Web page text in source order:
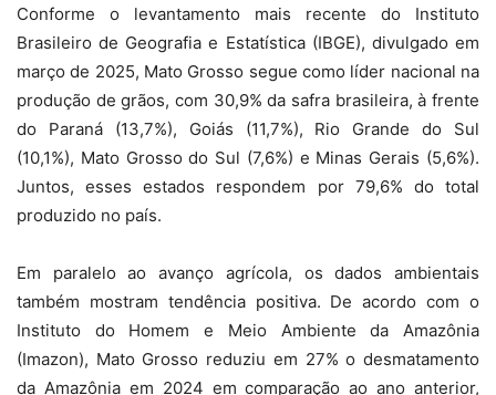
Conforme o levantamento mais recente do Instituto
Brasileiro de Geografia e Estatística (IBGE), divulgado em
março de 2025, Mato Grosso segue como líder nacional na
produção de grãos, com 30,9% da safra brasileira, à frente
do Paraná (13,7%), Goiás (11,7%), Rio Grande do Sul
(10,1%), Mato Grosso do Sul (7,6%) e Minas Gerais (5,6%).
Juntos, esses estados respondem por 79,6% do total
produzido no país.
Em paralelo ao avanço agrícola, os dados ambientais
também mostram tendência positiva. De acordo com o
Instituto do Homem e Meio Ambiente da Amazônia
(Imazon), Mato Grosso reduziu em 27% o desmatamento
da Amazônia em 2024 em comparação ao ano anterior,